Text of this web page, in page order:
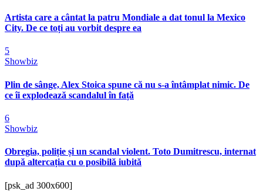
Artista care a cântat la patru Mondiale a dat tonul la Mexico
City. De ce toți au vorbit despre ea
5
Showbiz
Plin de sânge, Alex Stoica spune că nu s-a întâmplat nimic. De
ce îi explodează scandalul în față
6
Showbiz
Obregia, poliție și un scandal violent. Toto Dumitrescu, internat
după altercația cu o posibilă iubită
[psk_ad 300x600]